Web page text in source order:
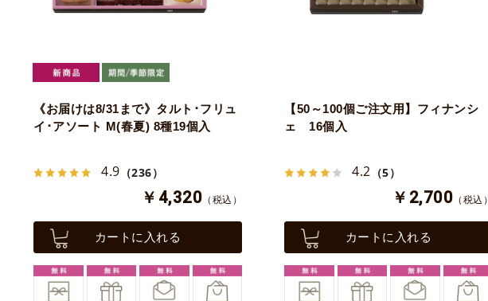
《お届けは8/31まで》タルト･フリュ
イ･アソート M(春夏) 8種19個入
4.9 （236）
￥4,320 （税込）
カートに入れる
【50～100個ご注文用】フィナンシ
ェ 16個入
4.2 （5）
￥2,700 （税込）
カートに入れる